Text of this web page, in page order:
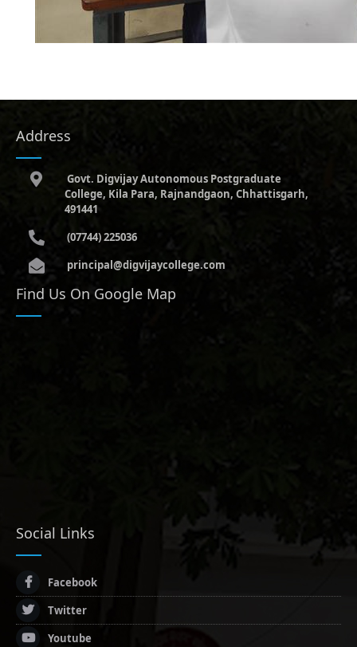
Address
Govt. Digvijay Autonomous Postgraduate
College, Kila Para, Rajnandgaon, Chhattisgarh,
491441
(07744) 225036
principal@digvijaycollege.com
Find Us On Google Map
Social Links
Facebook
Twitter
Youtube